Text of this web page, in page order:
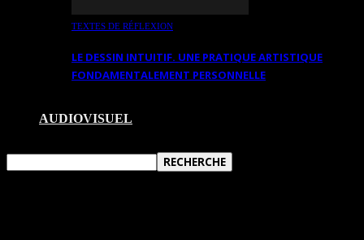
TEXTES DE RÉFLEXION
LE DESSIN INTUITIF. UNE PRATIQUE ARTISTIQUE
FONDAMENTALEMENT PERSONNELLE
AUDIOVISUEL